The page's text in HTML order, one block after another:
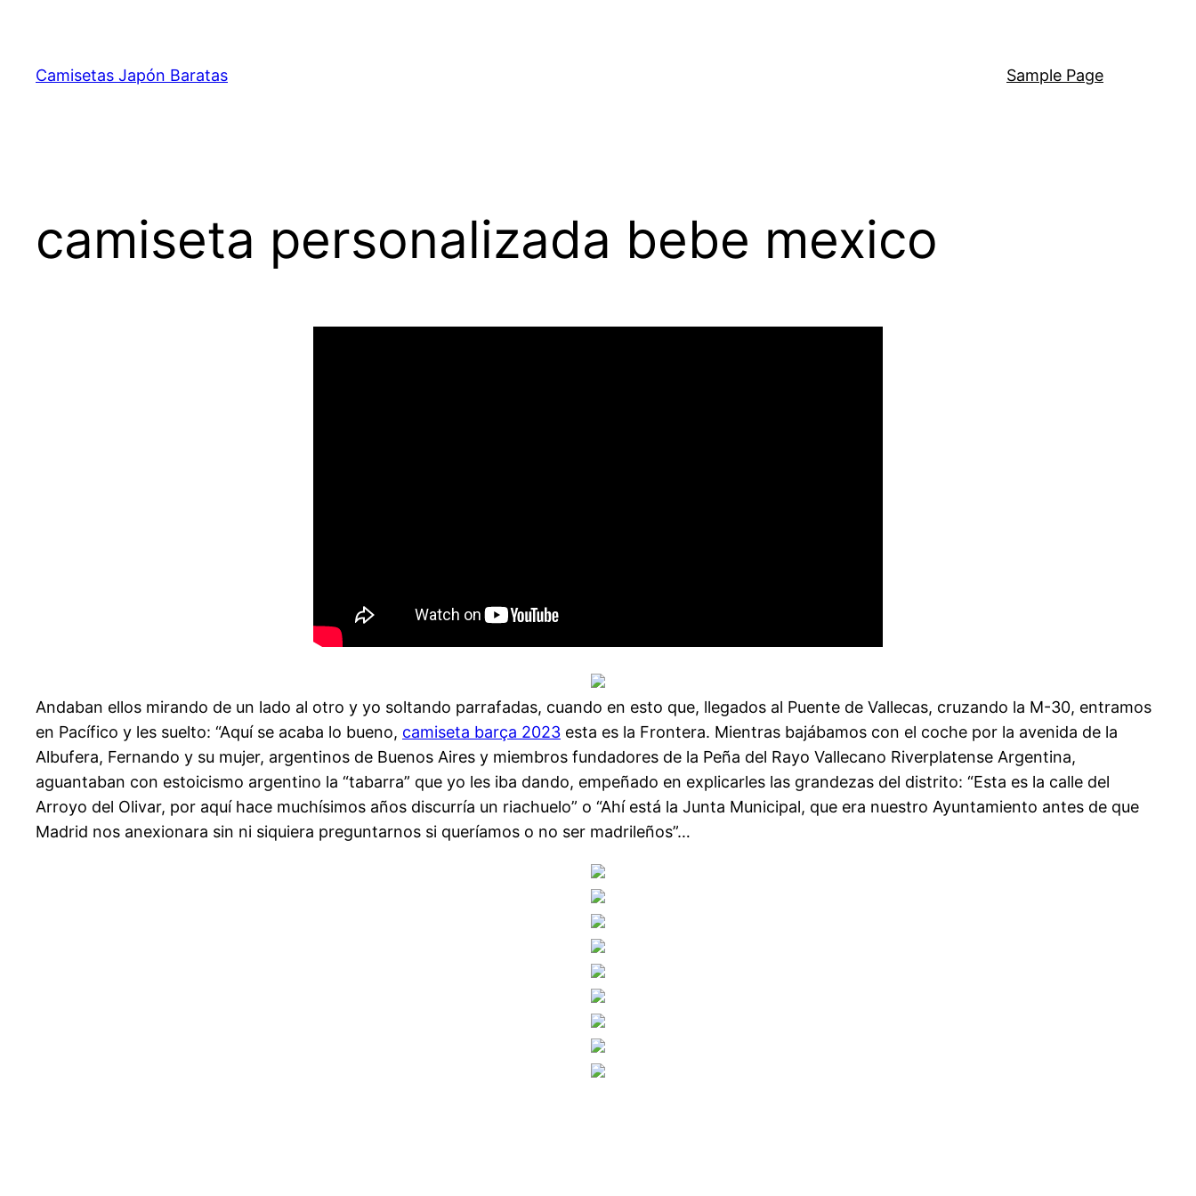
contenido
Camisetas Japón Baratas Sample Page
camiseta personalizada bebe mexico
Andaban ellos mirando de un lado al otro y yo soltando parrafadas, cuando en esto que, llegados al Puente de Vallecas, cruzando la M-30, entramos
en Pacífico y les suelto: “Aquí se acaba lo bueno, camiseta barça 2023 esta es la Frontera. Mientras bajábamos con el coche por la avenida de la
Albufera, Fernando y su mujer, argentinos de Buenos Aires y miembros fundadores de la Peña del Rayo Vallecano Riverplatense Argentina,
aguantaban con estoicismo argentino la “tabarra” que yo les iba dando, empeñado en explicarles las grandezas del distrito: “Esta es la calle del
Arroyo del Olivar, por aquí hace muchísimos años discurría un riachuelo” o “Ahí está la Junta Municipal, que era nuestro Ayuntamiento antes de que
Madrid nos anexionara sin ni siquiera preguntarnos si queríamos o no ser madrileños”…